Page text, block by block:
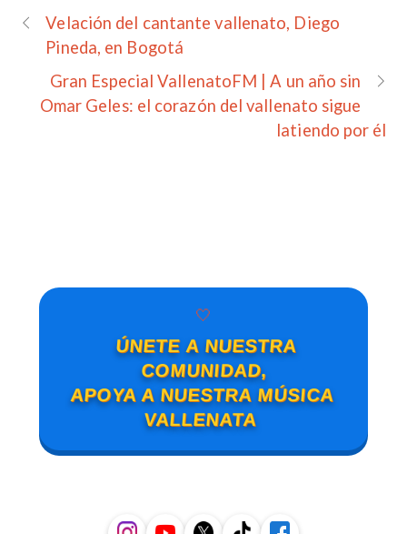
Velación del cantante vallenato, Diego
Pineda, en Bogotá
Gran Especial VallenatoFM | A un año sin
Omar Geles: el corazón del vallenato sigue
latiendo por él
🤍
ÚNETE A NUESTRA
COMUNIDAD,
APOYA A NUESTRA MÚSICA
VALLENATA